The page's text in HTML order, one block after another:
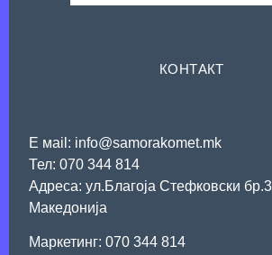
КОНТАКТ
Е мail: info@samorakomet.mk
Тел: 070 344 814
Адреса: ул.Благоја Стефковски
Македонија
Mаркетинг: 070 344 814